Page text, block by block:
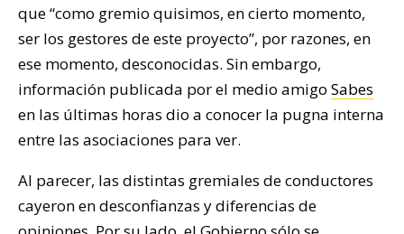
que “como gremio quisimos, en cierto momento,
ser los gestores de este proyecto”, por razones, en
ese momento, desconocidas. Sin embargo,
información publicada por el medio amigo Sabes
en las últimas horas dio a conocer la pugna interna
entre las asociaciones para ver.
Al parecer, las distintas gremiales de conductores
cayeron en desconfianzas y diferencias de